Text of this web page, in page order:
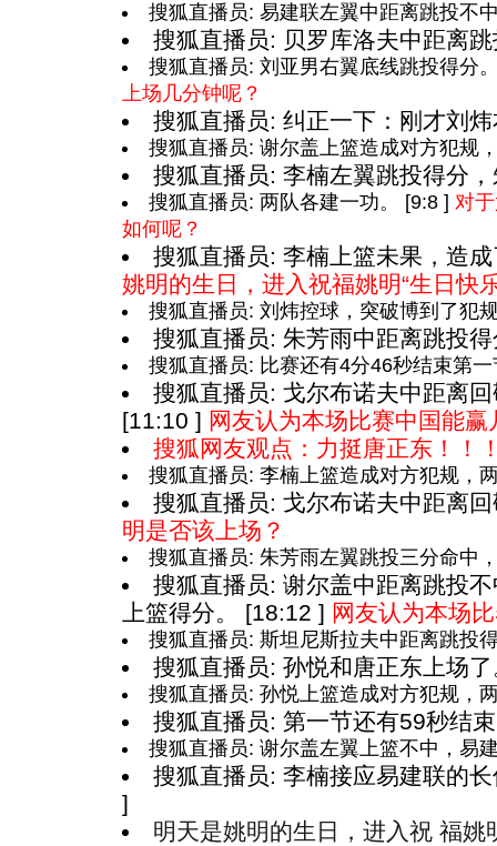
搜狐直播员: 易建联左翼中距离跳投不
搜狐直播员: 贝罗库洛夫中距离
搜狐直播员: 刘亚男右翼底线跳投得分
上场几分钟呢？
搜狐直播员: 纠正一下：刚才刘
搜狐直播员: 谢尔盖上篮造成对方犯规
搜狐直播员: 李楠左翼跳投得分
搜狐直播员: 两队各建一功。 [9:8 ] 对
如何呢？
搜狐直播员: 李楠上篮未果，造
姚明的生日，进入祝福姚明“生日快
搜狐直播员: 刘炜控球，突破博到了犯
搜狐直播员: 朱芳雨中距离跳投
搜狐直播员: 比赛还有4分46秒结束第
搜狐直播员: 戈尔布诺夫中距离
[11:10 ] 网友认为本场比赛中国能赢
搜狐网友观点：力挺唐正东！！
搜狐直播员: 李楠上篮造成对方犯规，
搜狐直播员: 戈尔布诺夫中距离
明是否该上场？
搜狐直播员: 朱芳雨左翼跳投三分命中
搜狐直播员: 谢尔盖中距离跳投
上篮得分。 [18:12 ] 网友认为本场
搜狐直播员: 斯坦尼斯拉夫中距离跳投
搜狐直播员: 孙悦和唐正东上场
搜狐直播员: 孙悦上篮造成对方犯规，
搜狐直播员: 第一节还有59秒结
搜狐直播员: 谢尔盖左翼上篮不中，易
搜狐直播员: 李楠接应易建联的
]
明天是姚明的生日，进入祝 福姚